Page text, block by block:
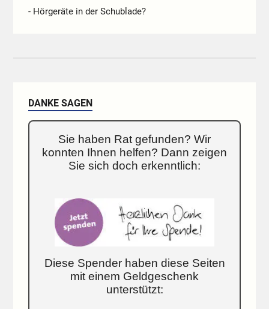
- Hörgeräte in der Schublade?
DANKE SAGEN
Sie haben Rat gefunden? Wir
konnten Ihnen helfen? Dann zeigen
Sie sich doch erkenntlich:
Diese Spender haben diese Seiten
mit einem Geldgeschenk
unterstützt: